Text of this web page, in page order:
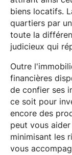
biens locatifs.
quartiers par
toute la
judicieux qui
Outre
financières
de confier ses
ce soit pour
encore des
peut vous
minimisant les
vous